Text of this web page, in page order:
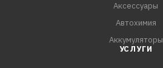
Аксессуары
Автохимия
Аккумуляторы
УСЛУГИ